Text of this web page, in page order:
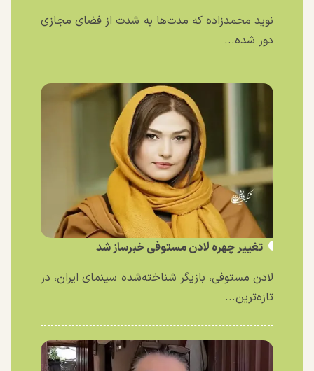
نوید محمدزاده که مدت‌ها به شدت از فضای مجازی
دور شده...
تغییر چهره لادن مستوفی خبرساز شد
لادن مستوفی، بازیگر شناخته‌شده سینمای ایران، در
تازه‌ترین...